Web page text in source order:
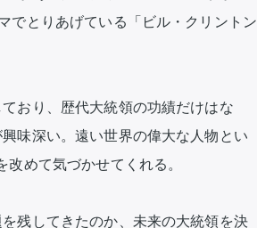
でとりあげている「ビル・クリントン
おり、歴代大統領の功績だけはな
味深い。遠い世界の偉大な人物とい
めて気づかせてくれる。
残してきたのか、未来の大統領を決